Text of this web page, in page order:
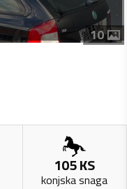
10
105KS
konjska snaga